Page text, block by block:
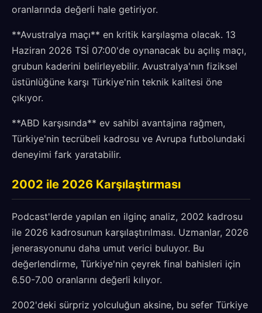
oranlarında değerli hale getiriyor.
**Avustralya maçı** en kritik karşılaşma olacak. 13
Haziran 2026 TSİ 07:00'de oynanacak bu açılış maçı,
grubun kaderini belirleyebilir. Avustralya'nın fiziksel
üstünlüğüne karşı Türkiye'nin teknik kalitesi öne
çıkıyor.
**ABD karşısında** ev sahibi avantajına rağmen,
Türkiye'nin tecrübeli kadrosu ve Avrupa futbolundaki
deneyimi fark yaratabilir.
2002 ile 2026 Karşılaştırması
Podcast'lerde yapılan en ilginç analiz, 2002 kadrosu
ile 2026 kadrosunun karşılaştırılması. Uzmanlar, 2026
jenerasyonunu daha umut verici buluyor. Bu
değerlendirme, Türkiye'nin çeyrek final bahisleri için
6.50-7.00 oranlarını değerli kılıyor.
2002'deki sürpriz yolculuğun aksine, bu sefer Türkiye